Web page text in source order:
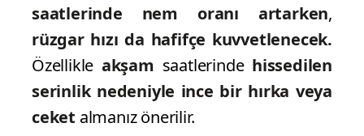
saatlerinde nem oranı artarken,
rüzgar hızı da hafifçe kuvvetlenecek.
Özellikle akşam saatlerinde hissedilen
serinlik nedeniyle ince bir hırka veya
ceket almanız önerilir.